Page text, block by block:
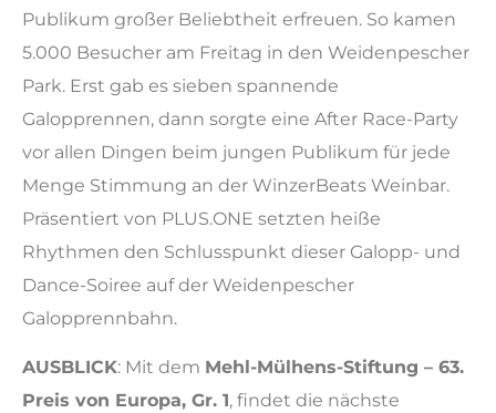
Publikum großer Beliebtheit erfreuen. So kamen
5.000 Besucher am Freitag in den Weidenpescher
Park. Erst gab es sieben spannende
Galopprennen, dann sorgte eine After Race-Party
vor allen Dingen beim jungen Publikum für jede
Menge Stimmung an der WinzerBeats Weinbar.
Präsentiert von PLUS.ONE setzten heiße
Rhythmen den Schlusspunkt dieser Galopp- und
Dance-Soiree auf der Weidenpescher
Galopprennbahn.
AUSBLICK: Mit dem Mehl-Mülhens-Stiftung – 63.
Preis von Europa, Gr. 1, findet die nächste